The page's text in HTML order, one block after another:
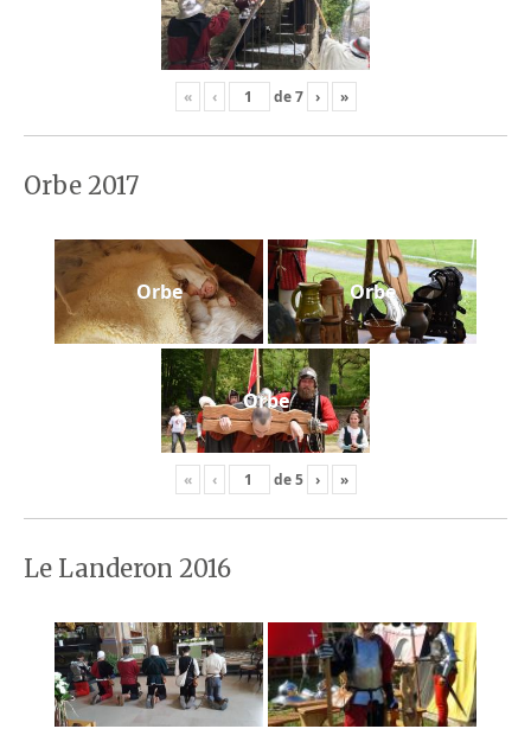
« ‹ de7 › »
Orbe 2017
Orbe Orbe
Orbe
« ‹ de5 › »
Le Landeron 2016